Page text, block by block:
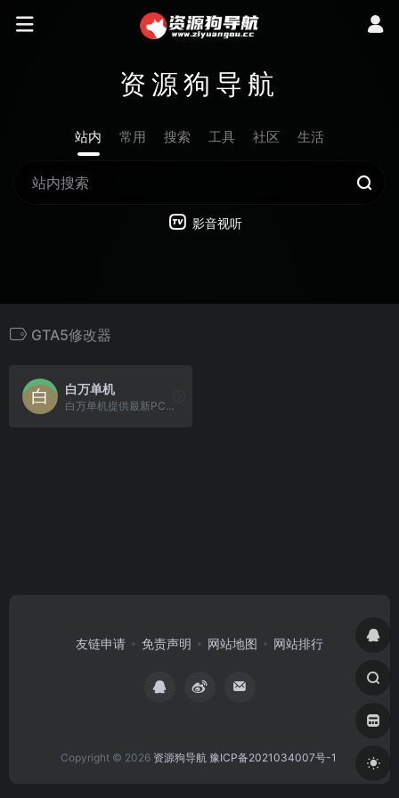
资源狗导航
站内 常用 搜索 工具 社区 生活
影音视听
GTA5修改器
白万单机
白万单机提供最新PC单机游戏免费下载，含Win10/11兼容版、DLC、中文汉化包，高速直链，无广告，永久有效。
友链申请 免责声明 网站地图 网站排行
Copyright © 2026 资源狗导航 豫ICP备2021034007号-1